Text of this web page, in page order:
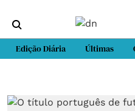
Edição Diária Últimas